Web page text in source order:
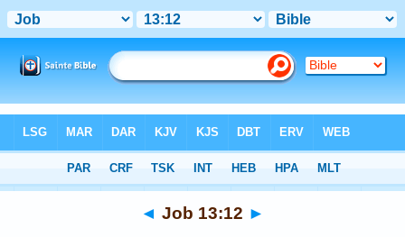
Chapitre 13 > Verset 12
◄ Job 13:12 ►